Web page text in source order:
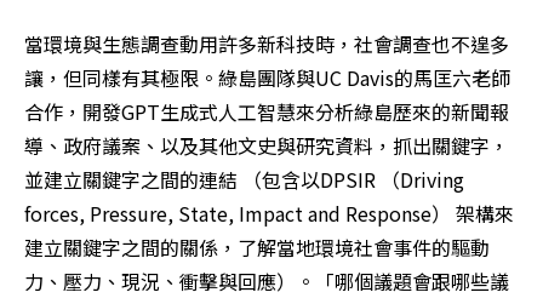
當環境與生態調查動用許多新科技時，社會調查也不遑多
讓，但同樣有其極限。綠島團隊與UC Davis的馬匡六老師
合作，開發GPT生成式人工智慧來分析綠島歷來的新聞報
導、政府議案、以及其他文史與研究資料，抓出關鍵字，
並建立關鍵字之間的連結 （包含以DPSIR （Driving
forces, Pressure, State, Impact and Response） 架構來
建立關鍵字之間的關係，了解當地環境社會事件的驅動
力、壓力、現況、衝擊與回應）。「哪個議題會跟哪些議